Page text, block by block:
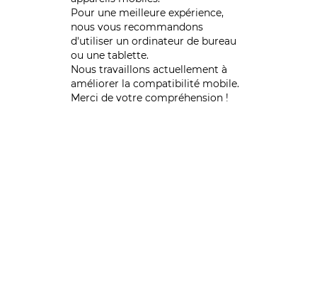
Pour une meilleure expérience,
nous vous recommandons
d'utiliser un ordinateur de bureau
ou une tablette.
Nous travaillons actuellement à
améliorer la compatibilité mobile.
Merci de votre compréhension !